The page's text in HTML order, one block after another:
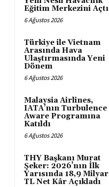
Eğitim Merkezini Açtı
6 Ağustos 2026
Türkiye ile Vietnam
Arasında Hava
Ulaştırmasında Yeni
Dönem
6 Ağustos 2026
Malaysia Airlines,
IATA’nın Turbulence
Aware Programına
Katıldı
6 Ağustos 2026
THY Başkanı Murat
Şeker: 2026’nın İlk
Yarısında 18,9 Milyar
TL Net Kâr Açıkladı